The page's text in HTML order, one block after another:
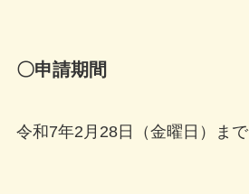
〇申請期間
令和7年2月28日（金曜日）まで